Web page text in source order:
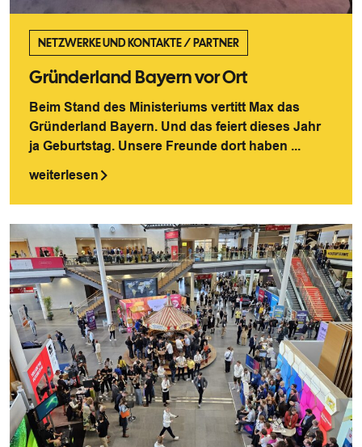
NETZWERKE UND KONTAKTE/PARTNER
Gründerland Bayern vor Ort
Beim Stand des Ministeriums vertitt Max das
Gründerland Bayern. Und das feiert dieses Jahr
ja Geburtstag. Unsere Freunde dort haben ...
weiterlesen